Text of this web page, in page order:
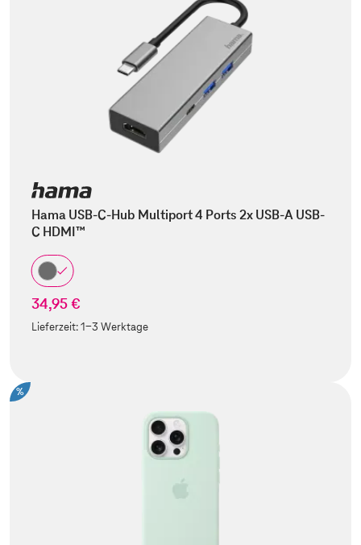
Hama USB-C-Hub Multiport 4 Ports 2x USB-A USB-
C HDMI™
34,95 €
Lieferzeit:1-3 Werktage
%